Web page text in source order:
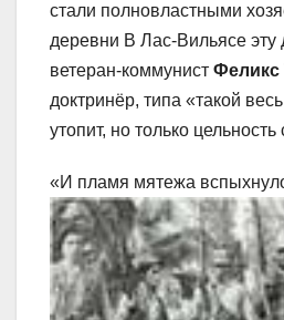
стали полновластными
деревни В Лас-Вильясе эту
ветеран-коммунист Феликс
доктринёр, типа «такой
утопит, но только цельность
«И пламя мятежа